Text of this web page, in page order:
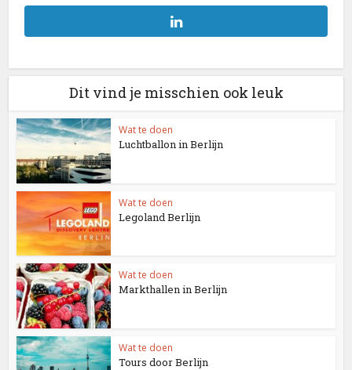
Dit vind je misschien ook leuk
Wat te doen
Luchtballon in Berlijn
Wat te doen
Legoland Berlijn
Wat te doen
Markthallen in Berlijn
Wat te doen
Tours door Berlijn